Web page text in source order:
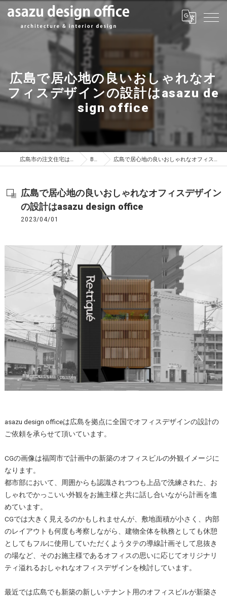
広島で居心地の良いおしゃれなオ
フィスデザインの設計はasazu de
sign office
広島市の注文住宅はasazu design office BLOG 広島で居心地の良いおしゃれなオフィスデザインの設計はasazu design office
広島で居心地の良いおしゃれなオフィスデザイン
の設計はasazu design office
2023/04/01
asazu design officeは広島を拠点に全国でオフィスデザインの設計の
ご依頼を承らせて頂いています。
CGの画像は福岡市で計画中の新築のオフィスビルの外観イメージに
なります。
都市部において、周囲からも認識されつつも上品で洗練された、お
しゃれでかっこいい外観をお施主様と共に話し合いながら計画を進
めています。
CGでは大きく見えるのかもしれませんが、敷地面積が小さく、内部
のレイアウトも何度も考察しながら、建物全体を執務としても休憩
としてもフルに使用していただくようタテの導線計画そして息抜き
の場など、そのお施主様であるオフィスの思いに応じてオリジナリ
ティ溢れるおしゃれなオフィスデザインを検討しています。
最近では広島でも新築の新しいテナント用のオフィスビルが新築さ